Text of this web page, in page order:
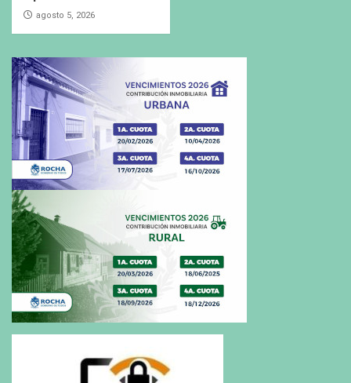
agosto 5, 2026